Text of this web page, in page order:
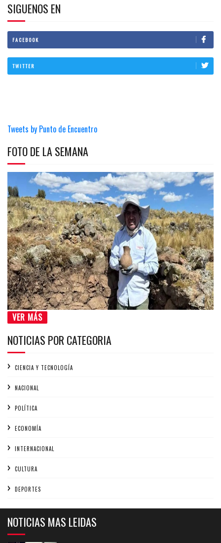
SIGUENOS EN
FACEBOOK
TWITTER
Tweets by Punto de Encuentro
FOTO DE LA SEMANA
VER MÁS
NOTICIAS POR CATEGORIA
CIENCIA Y TECNOLOGÍA
NACIONAL
POLÍTICA
ECONOMÍA
INTERNACIONAL
CULTURA
DEPORTES
NOTICIAS MAS LEIDAS